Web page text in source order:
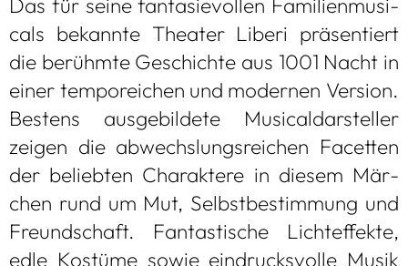
cals bekannte Thea­ter Liberi prä­sen­tiert
die berühmte Geschichte aus 1001 Nacht in
einer tem­po­rei­chen und moder­nen Ver­sion.
Bes­tens aus­ge­bil­dete Musi­cal­dar­stel­ler
zei­gen die abwechs­lungs­rei­chen Facet­ten
der belieb­ten Cha­rak­tere in die­sem Mär­
chen rund um Mut, Selbst­be­stim­mung und
Freund­schaft. Fan­tas­ti­sche Licht­ef­fekte,
edle Kos­tüme sowie ein­drucks­volle Musik